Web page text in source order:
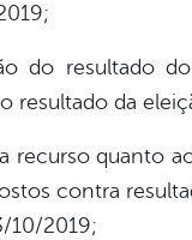
do resultado
resultado da
recurso quanto
contra
10/2019;